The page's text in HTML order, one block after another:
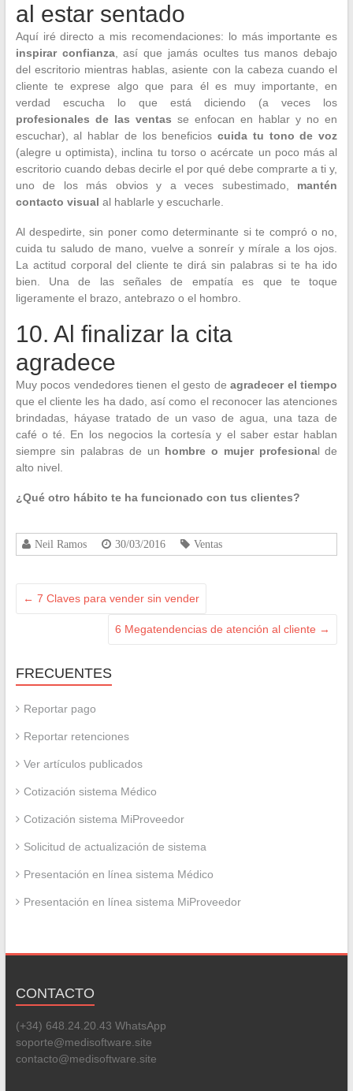
al estar sentado
Aquí iré directo a mis recomendaciones: lo más importante es
inspirar confianza, así que jamás ocultes tus manos debajo
del escritorio mientras hablas, asiente con la cabeza cuando el
cliente te exprese algo que para él es muy importante, en
verdad escucha lo que está diciendo (a veces los
profesionales de las ventas se enfocan en hablar y no en
escuchar), al hablar de los beneficios cuida tu tono de voz
(alegre u optimista), inclina tu torso o acércate un poco más al
escritorio cuando debas decirle el por qué debe comprarte a ti y,
uno de los más obvios y a veces subestimado, mantén
contacto visual al hablarle y escucharle.
Al despedirte, sin poner como determinante si te compró o no,
cuida tu saludo de mano, vuelve a sonreír y mírale a los ojos.
La actitud corporal del cliente te dirá sin palabras si te ha ido
bien. Una de las señales de empatía es que te toque
ligeramente el brazo, antebrazo o el hombro.
10. Al finalizar la cita
agradece
Muy pocos vendedores tienen el gesto deagradecer el tiempo
que el cliente les ha dado, así como el reconocer las atenciones
brindadas, háyase tratado de un vaso de agua, una taza de
café o té. En los negocios la cortesía y el saber estar hablan
siempre sin palabras de un hombre o mujer profesional de
alto nivel.
¿Qué otro hábito te ha funcionado con tus clientes?
Neil Ramos 30/03/2016 Ventas
← 7 Claves para vender sin vender
6 Megatendencias de atención al cliente →
FRECUENTES
Reportar pago
Reportar retenciones
Ver artículos publicados
Cotización sistema Médico
Cotización sistema MiProveedor
Solicitud de actualización de sistema
Presentación en línea sistema Médico
Presentación en línea sistema MiProveedor
CONTACTO
(+34) 648.24.20.43 WhatsApp
soporte@medisoftware.site
contacto@medisoftware.site